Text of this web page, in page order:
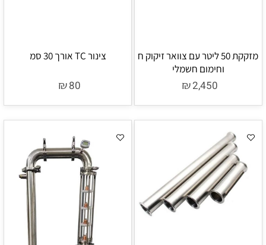
מזקקת 50 ליטר עם צוואר זיקוק ח
וחימום חשמלי
₪2,450
צינור TC אורך 30 סמ
₪80